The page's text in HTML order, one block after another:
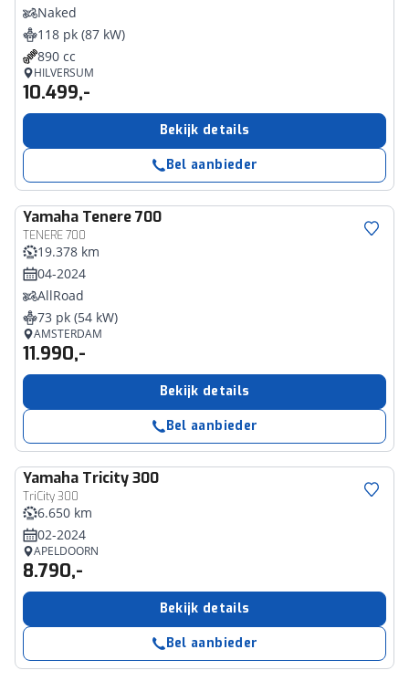
Naked
118 pk (87 kW)
890 cc
HILVERSUM
10.499,-
Bekijk details
Bel aanbieder
Yamaha Tenere 700
TENERE 700
19.378 km
04-2024
AllRoad
73 pk (54 kW)
AMSTERDAM
11.990,-
Bekijk details
Bel aanbieder
Yamaha Tricity 300
TriCity 300
6.650 km
02-2024
APELDOORN
8.790,-
Bekijk details
Bel aanbieder